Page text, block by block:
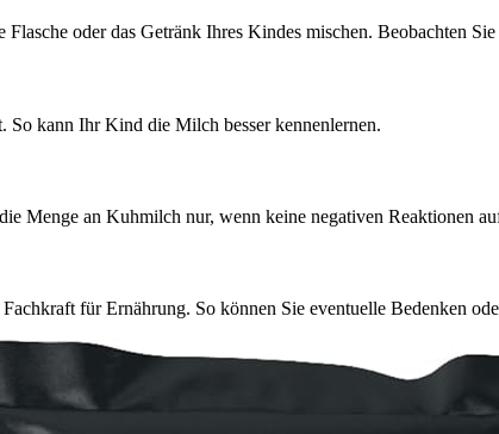
oder das Getränk Ihres Kindes mischen. Beobachten
kann Ihr Kind die Milch besser kennenlernen.
Menge an Kuhmilch nur, wenn keine negativen Reaktionen
für Ernährung. So können Sie eventuelle Bedenken